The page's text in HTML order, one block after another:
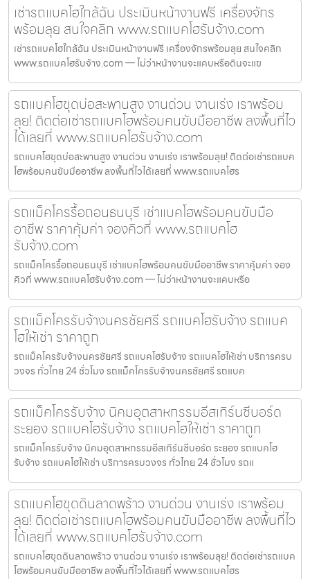
เช่ารถแบคโฮใกล้ฉัน ประเมินหน้างานฟรี เครื่องจักร
พร้อมลุย สนใจคลิก www.รถแบคโฮรับจ้าง.com
เช่ารถแบคโฮใกล้ฉัน ประเมินหน้างานฟรี เครื่องจักรพร้อมลุย สนใจคลิก
www.รถแบคโฮรับจ้าง.com — ไม่ว่าหน้างานจะแคบหรือดินจะแข
รถแบคโฮขุดบ่อสะพานสูง งานด่วน งานเร่ง เราพร้อม
ลุย! ติดต่อเช่ารถแบคโฮพร้อมคนขับมืออาชีพ ลงพื้นที่ไว
ได้เลยที่ www.รถแบคโฮรับจ้าง.com
รถแบคโฮขุดบ่อสะพานสูง งานด่วน งานเร่ง เราพร้อมลุย! ติดต่อเช่ารถแบค
โฮพร้อมคนขับมืออาชีพ ลงพื้นที่ไวได้เลยที่ www.รถแบคโฮร
รถแม็คโครรื้อถอนธนบุรี เช่าแบคโฮพร้อมคนขับมือ
อาชีพ ราคาคุ้มค่า จองคิวที่ www.รถแบคโฮ
รับจ้าง.com
รถแม็คโครรื้อถอนธนบุรี เช่าแบคโฮพร้อมคนขับมืออาชีพ ราคาคุ้มค่า จอง
คิวที่ www.รถแบคโฮรับจ้าง.com — ไม่ว่าหน้างานจะแคบหรือ
รถแม็คโครรับจ้างนครชัยศรี รถแบคโฮรับจ้าง รถแบค
โฮให้เช่า ราคาถูก
รถแม็คโครรับจ้างนครชัยศรี รถแบคโฮรับจ้าง รถแบคโฮให้เช่า บริการครบ
วงจร ทั่วไทย 24 ชั่วโมง รถแม็คโครรับจ้างนครชัยศรี รถแบค
รถแม็คโครรับจ้าง นิคมอุตสาหกรรมอีสเทิร์นซีบอร์ด
ระยอง รถแบคโฮรับจ้าง รถแบคโฮให้เช่า ราคาถูก
รถแม็คโครรับจ้าง นิคมอุตสาหกรรมอีสเทิร์นซีบอร์ด ระยอง รถแบคโฮ
รับจ้าง รถแบคโฮให้เช่า บริการครบวงจร ทั่วไทย 24 ชั่วโมง รถแ
รถแบคโฮขุดดินลาดพร้าว งานด่วน งานเร่ง เราพร้อม
ลุย! ติดต่อเช่ารถแบคโฮพร้อมคนขับมืออาชีพ ลงพื้นที่ไว
ได้เลยที่ www.รถแบคโฮรับจ้าง.com
รถแบคโฮขุดดินลาดพร้าว งานด่วน งานเร่ง เราพร้อมลุย! ติดต่อเช่ารถแบค
โฮพร้อมคนขับมืออาชีพ ลงพื้นที่ไวได้เลยที่ www.รถแบคโฮร